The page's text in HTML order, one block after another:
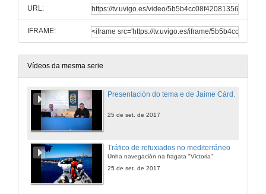
URL:
IFRAME:
Vídeos da mesma serie
Presentación do tema e de Jaime Cárdenas
25 de set. de 2017
Tráfico de refuxiados no mediterráneo
Unha navegación na fragata "Victoria"
25 de set. de 2017